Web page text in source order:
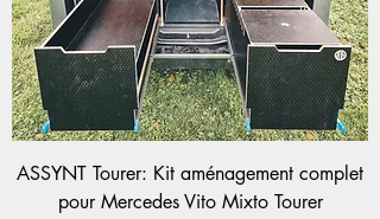
ASSYNT Tourer: Kit aménagement complet
pour Mercedes Vito Mixto Tourer